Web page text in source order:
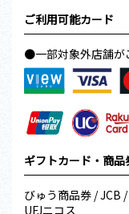
ご利用可能カード
●一部対象外店舗が
ギフトカード・商品
びゅう商品券 / JCB /
UFJニコス